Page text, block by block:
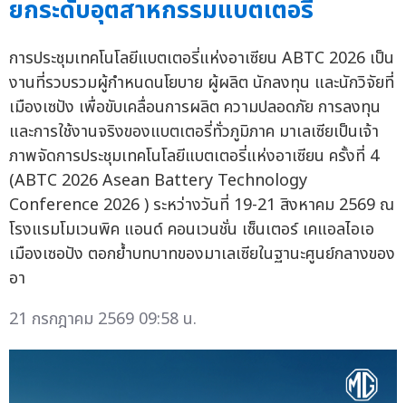
ยกระดับอุตสาหกรรมแบตเตอรี่
การประชุมเทคโนโลยีแบตเตอรี่แห่งอาเซียน ABTC 2026 เป็น
งานที่รวบรวมผู้กำหนดนโยบาย ผู้ผลิต นักลงทุน และนักวิจัยที่
เมืองเซปัง เพื่อขับเคลื่อนการผลิต ความปลอดภัย การลงทุน
และการใช้งานจริงของแบตเตอรี่ทั่วภูมิภาค มาเลเซียเป็นเจ้า
ภาพจัดการประชุมเทคโนโลยีแบตเตอรี่แห่งอาเซียน ครั้งที่ 4
(ABTC 2026 Asean Battery Technology
Conference 2026 ) ระหว่างวันที่ 19-21 สิงหาคม 2569 ณ
โรงแรมโมเวนพิค แอนด์ คอนเวนชั่น เซ็นเตอร์ เคแอลไอเอ
เมืองเซอปัง ตอกย้ำบทบาทของมาเลเซียในฐานะศูนย์กลางของ
อา
21 กรกฎาคม 2569 09:58 น.